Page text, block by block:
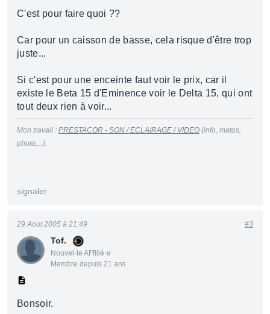
C'est pour faire quoi ??
Car pour un caisson de basse, cela risque d'être trop
juste...
Si c'est pour une enceinte faut voir le prix, car il
existe le Beta 15 d'Eminence voir le Delta 15, qui ont
tout deux rien à voir...
Mon travail : PRESTACOR - SON / ECLAIRAGE / VIDEO (info, matos,
photo,...).
signaler
Tof.
Nouvel·le AFfilié·e
Membre depuis 21 ans
29 Aout 2005 à 21:49 #3
Bonsoir.